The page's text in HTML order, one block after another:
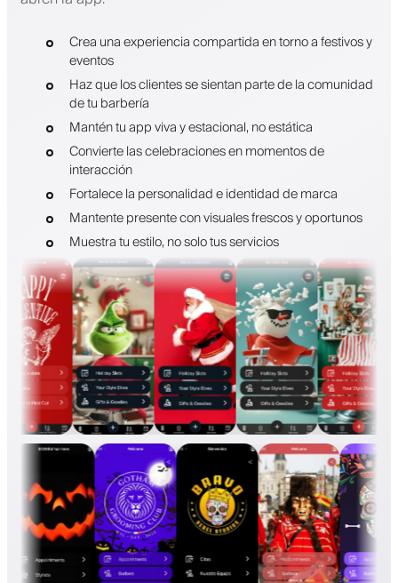
Crea una experiencia compartida en torno a festivos y
eventos
Haz que los clientes se sientan parte de la comunidad
de tu barbería
Mantén tu app viva y estacional, no estática
Convierte las celebraciones en momentos de
interacción
Fortalece la personalidad e identidad de marca
Mantente presente con visuales frescos y oportunos
Muestra tu estilo, no solo tus servicios